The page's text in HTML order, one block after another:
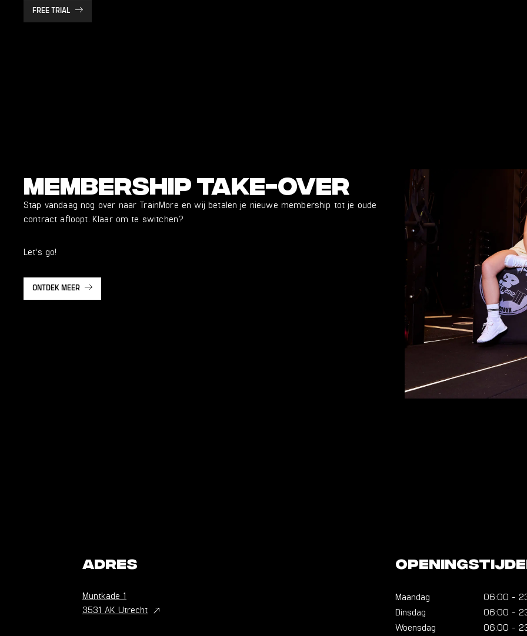
FREE TRIAL
Membership take-over
Stap vandaag nog over naar TrainMore en wij betalen je nieuwe membership tot je oude
contract afloopt. Klaar om te switchen?
Let's go!
ONTDEK MEER
Adres
Muntkade 1
3531 AK Utrecht
Maandag 06:00 -
Dinsdag
06:00 -
Woensdag
06:00 -